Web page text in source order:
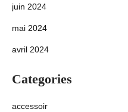
juin 2024
mai 2024
avril 2024
Categories
accessoir